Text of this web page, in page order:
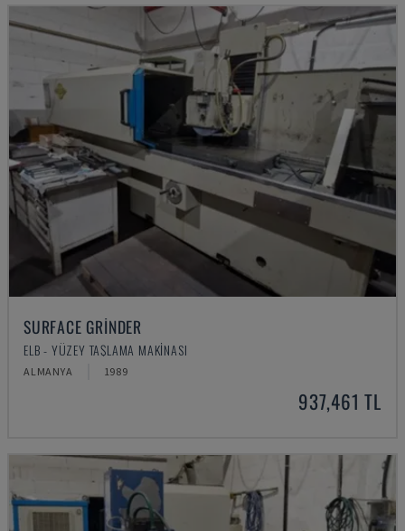
SURFACE GRINDER
ELB - YÜZEY TAŞLAMA MAKINASI
ALMANYA 1989
937,461 TL